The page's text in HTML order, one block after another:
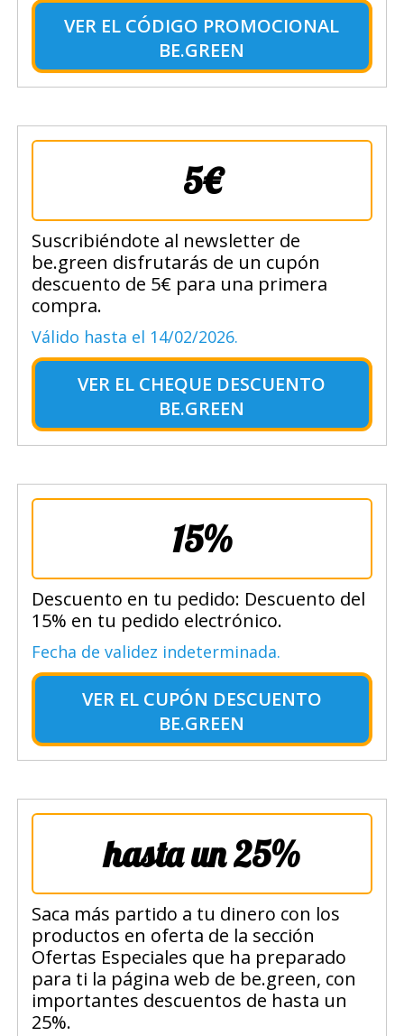
VER EL CÓDIGO PROMOCIONAL
BE.GREEN
5€
Suscribiéndote al newsletter de
be.green disfrutarás de un cupón
descuento de 5€ para una primera
compra.
Válido hasta el 14/02/2026.
VER EL CHEQUE DESCUENTO
BE.GREEN
15%
Descuento en tu pedido: Descuento del
15% en tu pedido electrónico.
Fecha de validez indeterminada.
VER EL CUPÓN DESCUENTO
BE.GREEN
hasta un 25%
Saca más partido a tu dinero con los
productos en oferta de la sección
Ofertas Especiales que ha preparado
para ti la página web de be.green, con
importantes descuentos de hasta un
25%.